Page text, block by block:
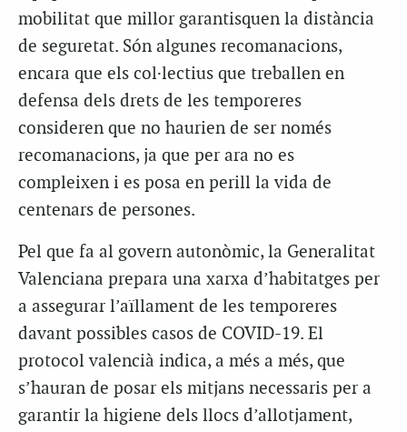
mobilitat que millor garantisquen la distància
de seguretat. Són algunes recomanacions,
encara que els col·lectius que treballen en
defensa dels drets de les temporeres
consideren que no haurien de ser només
recomanacions, ja que per ara no es
compleixen i es posa en perill la vida de
centenars de persones.
Pel que fa al govern autonòmic, la Generalitat
Valenciana prepara una xarxa d’habitatges per
a assegurar l’aïllament de les temporeres
davant possibles casos de COVID-19. El
protocol valencià indica, a més a més, que
s’hauran de posar els mitjans necessaris per a
garantir la higiene dels llocs d’allotjament,